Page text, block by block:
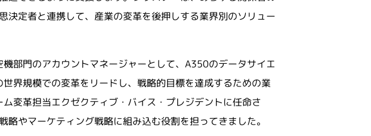
定者と連携して、産業の変革を後押しする業界別のソリュー
部門のアカウントマネージャーとして、A350のデータサイエ
界規模での変革をリードし、戦略的目標を達成するための業
変革担当エクゼクティブ・バイス・プレジデントに任命さ
やマーケティング戦略に組み込む役割を担ってきました。